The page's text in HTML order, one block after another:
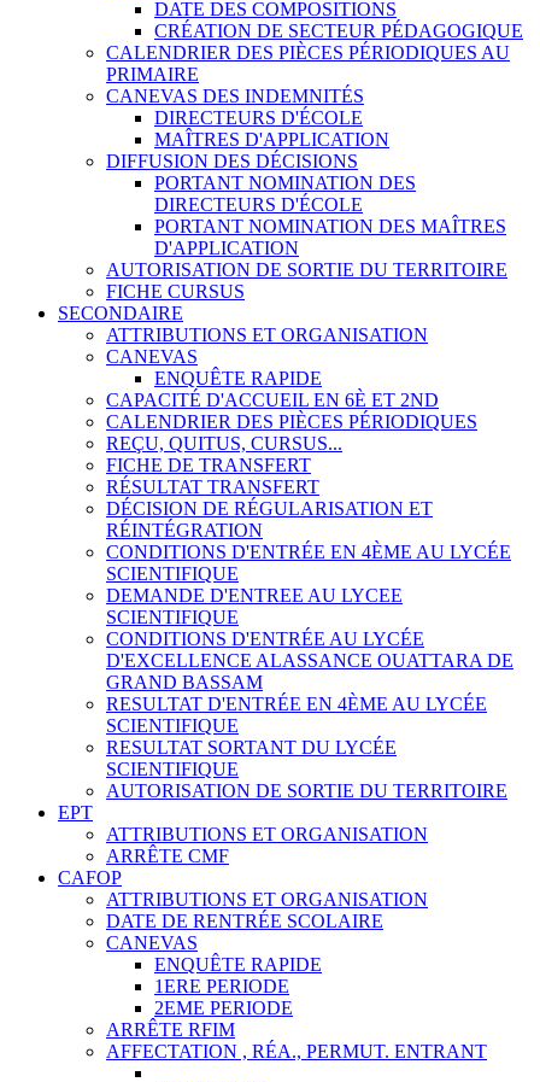
DATE DES COMPOSITIONS
CRÉATION DE SECTEUR PÉDAGOGIQUE
CALENDRIER DES PIÈCES PÉRIODIQUES AU
PRIMAIRE
CANEVAS DES INDEMNITÉS
DIRECTEURS D'ÉCOLE
MAÎTRES D'APPLICATION
DIFFUSION DES DÉCISIONS
PORTANT NOMINATION DES
DIRECTEURS D'ÉCOLE
PORTANT NOMINATION DES MAÎTRES
D'APPLICATION
AUTORISATION DE SORTIE DU TERRITOIRE
FICHE CURSUS
SECONDAIRE
ATTRIBUTIONS ET ORGANISATION
CANEVAS
ENQUÊTE RAPIDE
CAPACITÉ D'ACCUEIL EN 6È ET 2ND
CALENDRIER DES PIÈCES PÉRIODIQUES
REÇU, QUITUS, CURSUS...
FICHE DE TRANSFERT
RÉSULTAT TRANSFERT
DÉCISION DE RÉGULARISATION ET
RÉINTÉGRATION
CONDITIONS D'ENTRÉE EN 4ÈME AU LYCÉE
SCIENTIFIQUE
DEMANDE D'ENTREE AU LYCEE
SCIENTIFIQUE
CONDITIONS D'ENTRÉE AU LYCÉE
D'EXCELLENCE ALASSANCE OUATTARA DE
GRAND BASSAM
RESULTAT D'ENTRÉE EN 4ÈME AU LYCÉE
SCIENTIFIQUE
RESULTAT SORTANT DU LYCÉE
SCIENTIFIQUE
AUTORISATION DE SORTIE DU TERRITOIRE
EPT
ATTRIBUTIONS ET ORGANISATION
ARRÊTE CMF
CAFOP
ATTRIBUTIONS ET ORGANISATION
DATE DE RENTRÉE SCOLAIRE
CANEVAS
ENQUÊTE RAPIDE
1ERE PERIODE
2EME PERIODE
ARRÊTE RFIM
AFFECTATION , RÉA., PERMUT. ENTRANT